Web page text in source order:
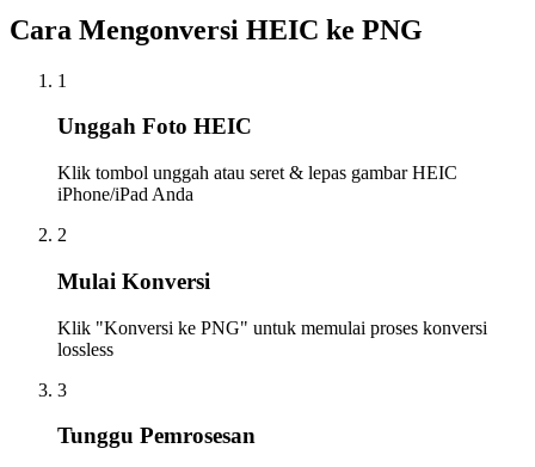
Cara Mengonversi HEIC ke PNG
1
Unggah Foto HEIC
Klik tombol unggah atau seret & lepas gambar HEIC
iPhone/iPad Anda
2
Mulai Konversi
Klik "Konversi ke PNG" untuk memulai proses konversi
lossless
3
Tunggu Pemrosesan